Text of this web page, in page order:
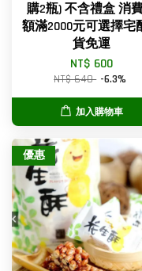
購2瓶) 不含禮盒 消
額滿2000元可選擇宅
貨免運
NT$ 600
NT$ 640 -6.3%
加入購物車
優惠